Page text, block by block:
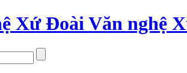
Văn nghệ